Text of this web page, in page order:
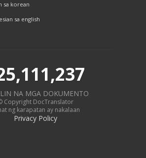
sa korean
sa english
NA MGA DOKUMENTO
Copyright DocTranslator
ng karapatan ay nakalaan
Privacy Policy